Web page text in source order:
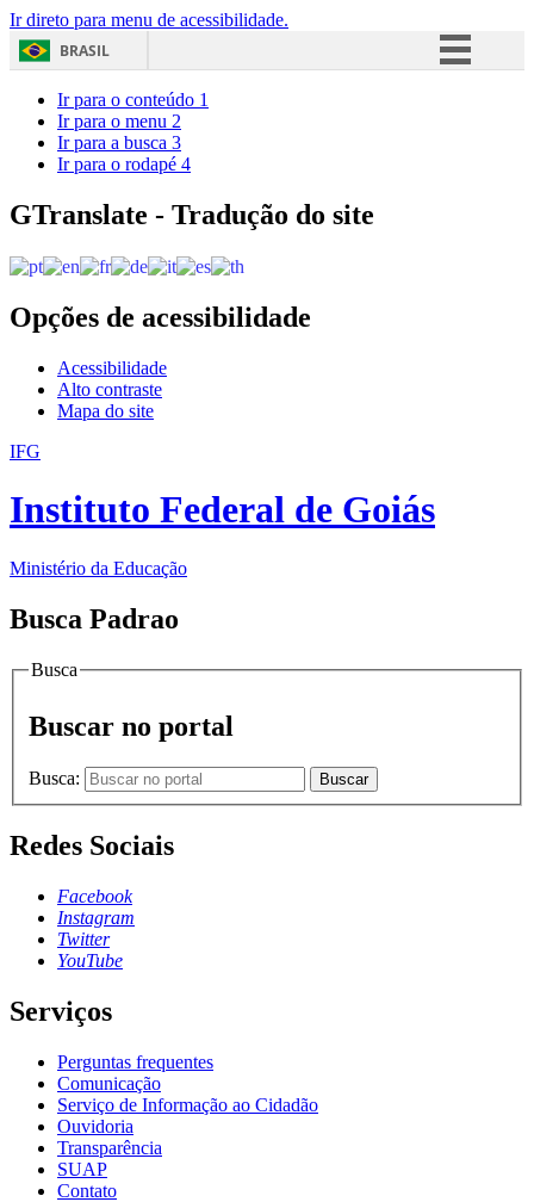
Ir direto para menu de acessibilidade.
BRASIL
Acesso à informação
Ir para o conteúdo 1
Ir para o menu 2
Ir para a busca 3
Ir para o rodapé 4
GTranslate - Tradução do site
Opções de acessibilidade
Acessibilidade
Alto contraste
Mapa do site
IFG
Instituto Federal de Goiás
Ministério da Educação
Busca Padrao
Busca
Buscar no portal
Busca: Buscar
Redes Sociais
Facebook
Instagram
Twitter
YouTube
Serviços
Perguntas frequentes
Comunicação
Serviço de Informação ao Cidadão
Ouvidoria
Transparência
SUAP
Contato